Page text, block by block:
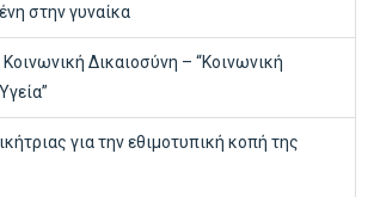
στην γυναίκα
Δικαιοσύνη – “Κοινωνική
για την εθιμοτυπική κοπή της